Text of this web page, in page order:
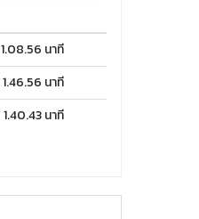
1.08.56 นาที
1.46.56 นาที
1.40.43 นาที